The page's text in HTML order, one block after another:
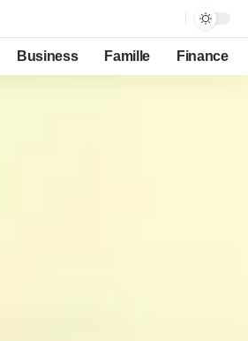
Business Famille Finance